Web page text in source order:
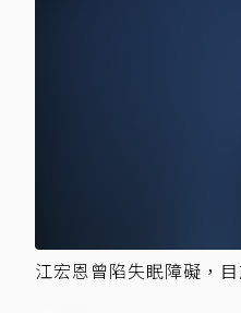
江宏恩曾陷失眠障礙，